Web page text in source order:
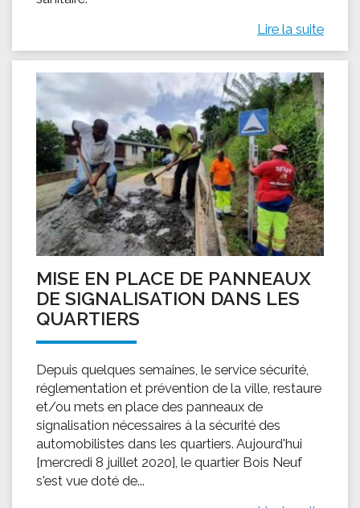
Lire la suite
MISE EN PLACE DE PANNEAUX
DE SIGNALISATION DANS LES
QUARTIERS
Depuis quelques semaines, le service sécurité,
réglementation et prévention de la ville, restaure
et/ou mets en place des panneaux de
signalisation nécessaires à la sécurité des
automobilistes dans les quartiers. Aujourd'hui
[mercredi 8 juillet 2020], le quartier Bois Neuf
s'est vue doté de...